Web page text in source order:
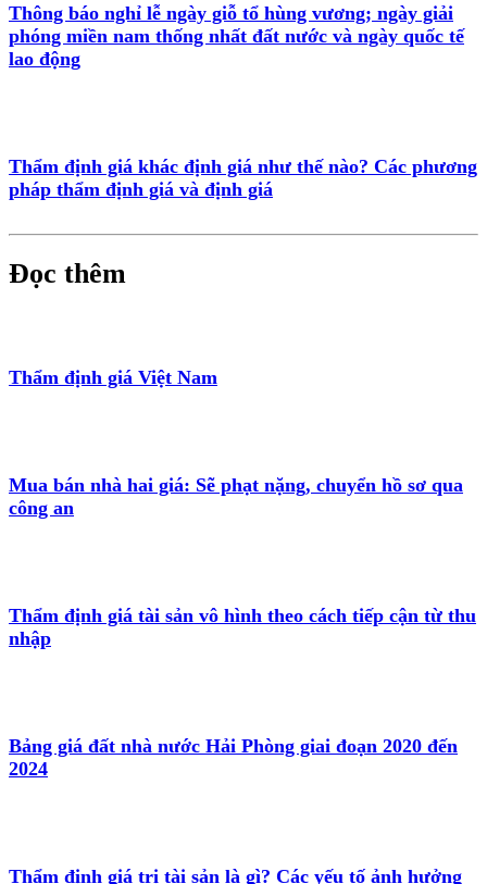
Thông báo nghỉ lễ ngày giỗ tổ hùng vương; ngày giải
phóng miền nam thống nhất đất nước và ngày quốc tế
lao động
Thẩm định giá khác định giá như thế nào? Các phương
pháp thẩm định giá và định giá
Đọc thêm
Thẩm định giá Việt Nam
Mua bán nhà hai giá: Sẽ phạt nặng, chuyển hồ sơ qua
công an
Thẩm định giá tài sản vô hình theo cách tiếp cận từ thu
nhập
Bảng giá đất nhà nước Hải Phòng giai đoạn 2020 đến
2024
Thẩm định giá trị tài sản là gì? Các yếu tố ảnh hưởng